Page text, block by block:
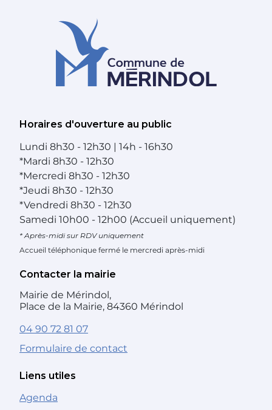
Horaires d'ouverture au public
Lundi 8h30 - 12h30 | 14h - 16h30
*Mardi 8h30 - 12h30
*Mercredi 8h30 - 12h30
*Jeudi 8h30 - 12h30
*Vendredi 8h30 - 12h30
Samedi 10h00 - 12h00 (Accueil uniquement)
* Après-midi sur RDV uniquement
Accueil téléphonique fermé le mercredi après-midi
Contacter la mairie
Mairie de Mérindol,
Place de la Mairie, 84360 Mérindol
04 90 72 81 07
Formulaire de contact
Liens utiles
Agenda